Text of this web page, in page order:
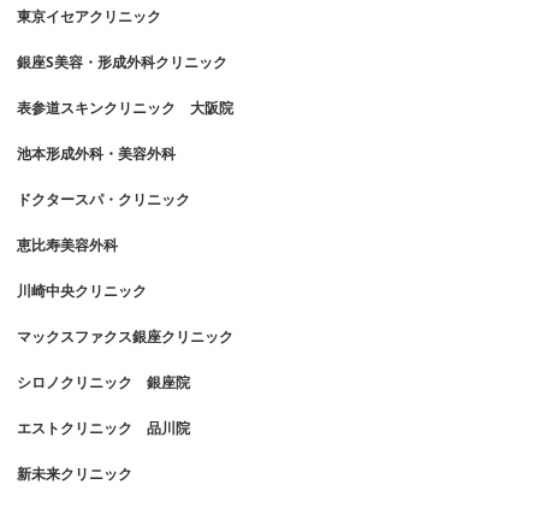
東京イセアクリニック
銀座S美容・形成外科クリニック
表参道スキンクリニック 大阪院
池本形成外科・美容外科
ドクタースパ・クリニック
恵比寿美容外科
川崎中央クリニック
マックスファクス銀座クリニック
シロノクリニック 銀座院
エストクリニック 品川院
新未来クリニック